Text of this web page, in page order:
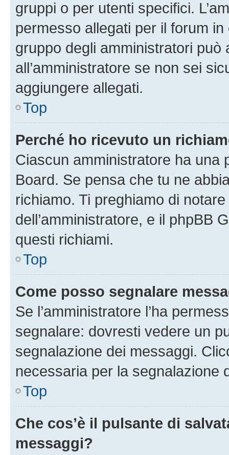
gruppi o per utenti specifici.
permesso allegati per il forum
gruppo degli amministratori può
all’amministratore se non sei
aggiungere allegati.
Top
Perché ho ricevuto un
Ciascun amministratore ha una
Board. Se pensa che tu ne
richiamo. Ti preghiamo di
dell’amministratore, e il phpBB
questi richiami.
Top
Come posso segnalare
Se l’amministratore l’ha
segnalare: dovresti vedere un
segnalazione dei messaggi.
necessaria per la segnalazione
Top
Che cos’è il pulsante di
messaggi?